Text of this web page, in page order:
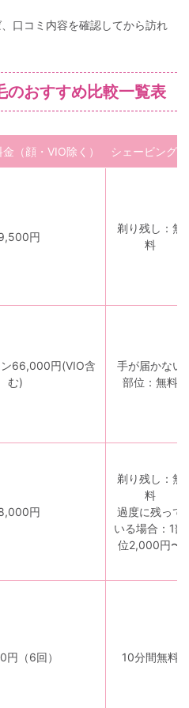
口コミ内容を確認してから訪れ
のおすすめ比較一覧表
（顔・VIO除く） シェービング代
円
剃り残し：無
料
66,000円(VIO含
む)
手が届かない
部位：無料
円
剃り残し：無
料
過度に残って
いる場合：1部
位2,000円〜
円（6回） 10分間無料